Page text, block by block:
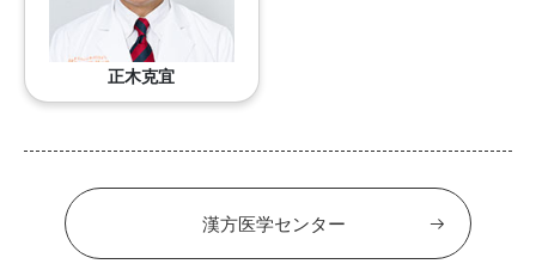
正木克宜
漢方医学センター